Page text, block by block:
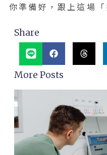
你準備好，跟上這場
Share
More Posts